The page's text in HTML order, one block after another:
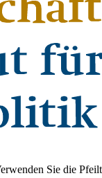
Sie die